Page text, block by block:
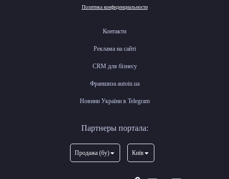
Политика конфиденциальности
Контакти
Реклама на сайті
CRM для бізнесу
Франшиза autoin.ua
Новини України в Telegram
Партнеры портала:
Продажа (бу) Київ